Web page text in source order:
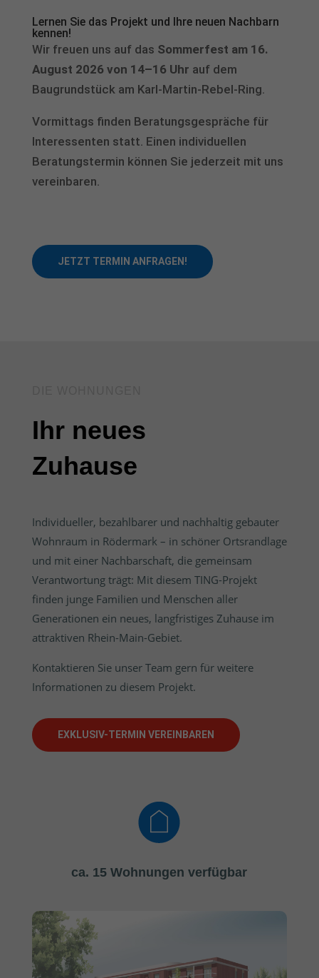
Lernen Sie das Projekt und Ihre neuen Nachbarn
kennen!
Wir freuen uns auf das Sommerfest am 16.
August 2026 von 14–16 Uhr auf dem
Baugrundstück am Karl-Martin-Rebel-Ring.
Vormittags finden Beratungsgespräche für
Interessenten statt. Einen individuellen
Beratungstermin können Sie jederzeit mit uns
vereinbaren.
JETZT TERMIN ANFRAGEN!
Ihr neues
Zuhause
Individueller, bezahlbarer und nachhaltig gebauter
Wohnraum in Rödermark – in schöner Ortsrandlage
und mit einer Nachbarschaft, die gemeinsam
Verantwortung trägt: Mit diesem TING-Projekt
finden junge Familien und Menschen aller
Generationen ein neues, langfristiges Zuhause im
attraktiven Rhein-Main-Gebiet.
Kontaktieren Sie unser Team gern für weitere
Informationen zu diesem Projekt.
EXKLUSIV-TERMIN VEREINBAREN
ca. 15 Wohnungen verfügbar